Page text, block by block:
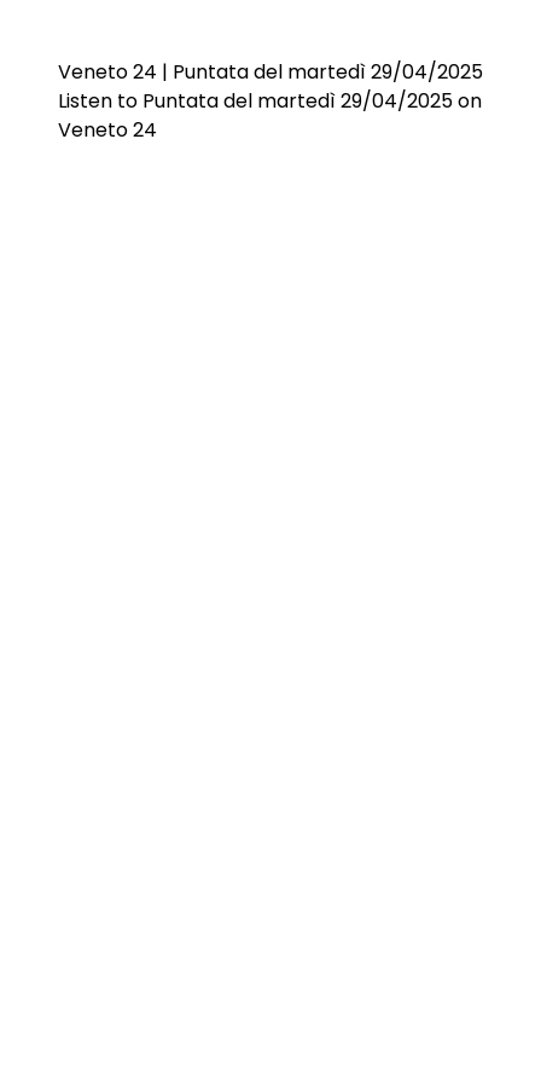
Veneto 24 | Puntata del martedì 29/04/2025
Listen to Puntata del martedì 29/04/2025 on
Veneto 24